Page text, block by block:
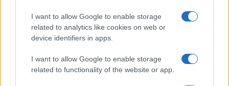
I want to allow Google to enable storage
related to analytics like cookies on web or
device identifiers in apps.
I want to allow Google to enable storage
related to functionality of the website or app.
onjuiste berichten
Sanne De Vries · 5 aug 2026